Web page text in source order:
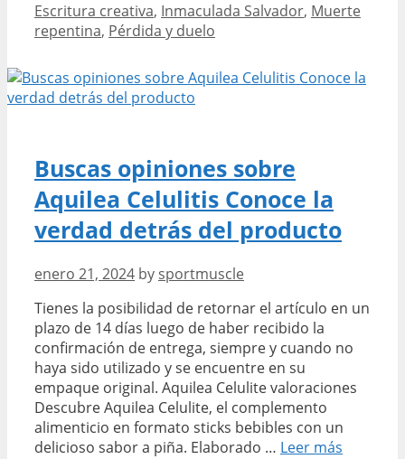
sobre
muerte
su
blog
oficial
Escritura creativa, Inmaculada Salvador, Muerte
repentina, Pérdida y duelo
Buscas opiniones sobre
Aquilea Celulitis Conoce la
verdad detrás del producto
enero 21, 2024 by sportmuscle
Tienes la posibilidad de retornar el artículo en un
plazo de 14 días luego de haber recibido la
confirmación de entrega, siempre y cuando no
haya sido utilizado y se encuentre en su
empaque original. Aquilea Celulite valoraciones
Descubre Aquilea Celulite, el complemento
alimenticio en formato sticks bebibles con un
delicioso sabor a piña. Elaborado … Leer más